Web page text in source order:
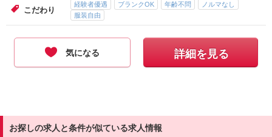
こだわり
経験者優遇 ブランクOK 年齢不問
ノルマなし
服装自由
気になる 詳細を見る
お探しの求人と条件が似ている求人情報